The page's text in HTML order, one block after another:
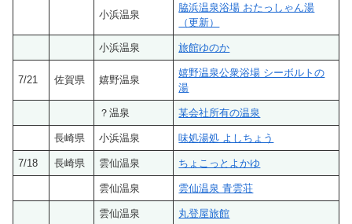
小浜温泉
脇浜温泉浴場 おたっしゃん湯
（更新）
小浜温泉 旅館ゆのか
7/21 佐賀県 嬉野温泉
嬉野温泉公衆浴場 シーボルトの
湯
？温泉 某会社所有の温泉
長崎県 小浜温泉 味処湯処 よしちょう
7/18 長崎県 雲仙温泉 ちょこっとよかゆ
雲仙温泉 雲仙温泉 青雲荘
雲仙温泉 丸登屋旅館